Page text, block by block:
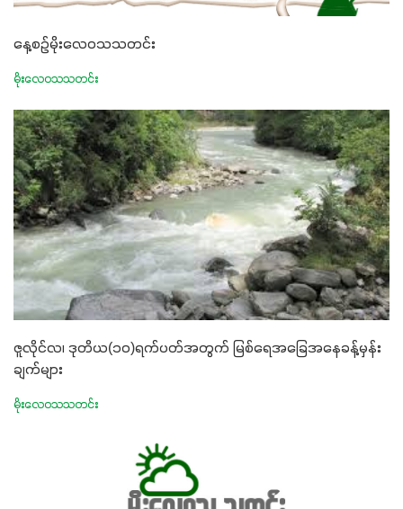
နေ့စဉ်မိုးလေဝသသတင်း
မိုးလေဝသသတင်း
ဇူလိုင်လ၊ ဒုတိယ(၁၀)ရက်ပတ်အတွက် မြစ်ရေအခြေအနေခန့်မှန်း
ချက်များ
မိုးလေဝသသတင်း